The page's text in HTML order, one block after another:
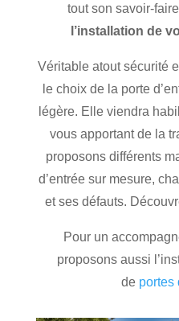
tout son savoir-
l’installation de
Véritable atout sécurité
le choix de la porte
légère. Elle viendra
vous apportant de la
proposons différents
d’entrée sur mesure,
et ses défauts.
Pour un
proposons aussi
de portes